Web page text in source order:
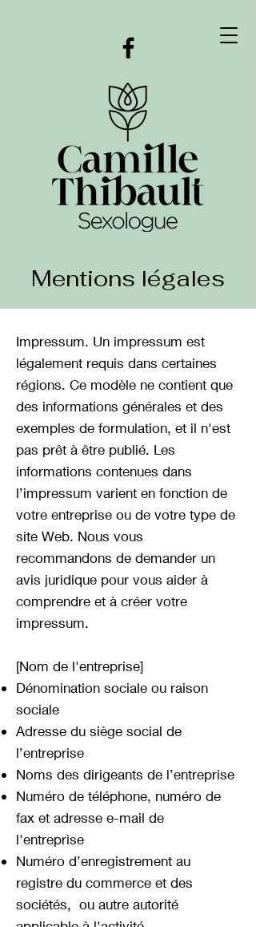
Mentions légales
Impressum. Un impressum est
légalement requis dans certaines
régions. Ce modèle ne contient que
des informations générales et des
exemples de formulation, et il n'est
pas prêt à être publié. Les
informations contenues dans
l’impressum varient en fonction de
votre entreprise ou de votre type de
site Web. Nous vous
recommandons de demander un
avis juridique pour vous aider à
comprendre et à créer votre
impressum.
[Nom de l'entreprise]
Dénomination sociale ou raison
sociale
Adresse du siège social de
l’entreprise
Noms des dirigeants de l’entreprise
Numéro de téléphone, numéro de
fax et adresse e-mail de
l'entreprise
Numéro d’enregistrement au
registre du commerce et des
sociétés, ou autre autorité